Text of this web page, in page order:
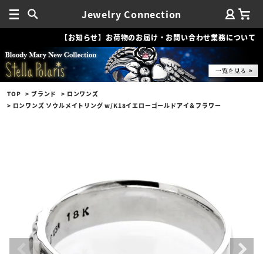
Jewelry Connection
【お知らせ】お荷物のお届け・お問い合わせ業務について
TOP ブランド
ロンワンズ
ロンワンズ ソウルメイトリング w/K18イエローゴールドアイ＆フラワー